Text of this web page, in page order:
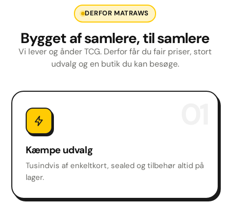
DERFOR MATRAWS
Bygget af samlere, til samlere
Vi lever og ånder TCG. Derfor får du fair priser, stort
udvalg og en butik du kan besøge.
Kæmpe udvalg
Tusindvis af enkeltkort, sealed og tilbehør altid på
lager.